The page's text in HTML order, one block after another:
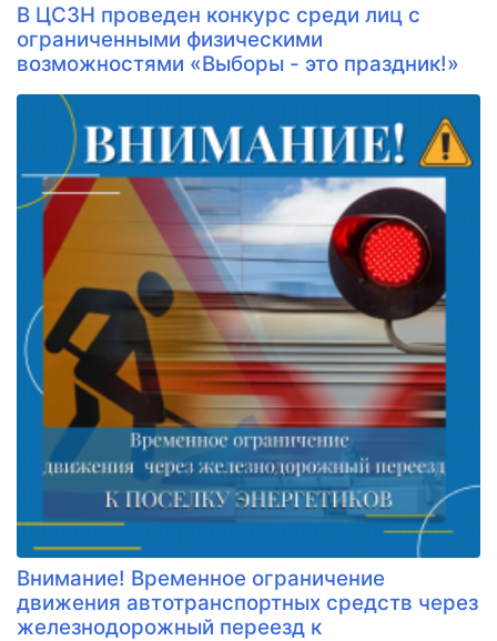
В ЦСЗН проведен конкурс среди лиц с
ограниченными физическими
возможностями «Выборы - это праздник!»
Внимание! Временное ограничение
движения автотранспортных средств через
железнодорожный переезд к